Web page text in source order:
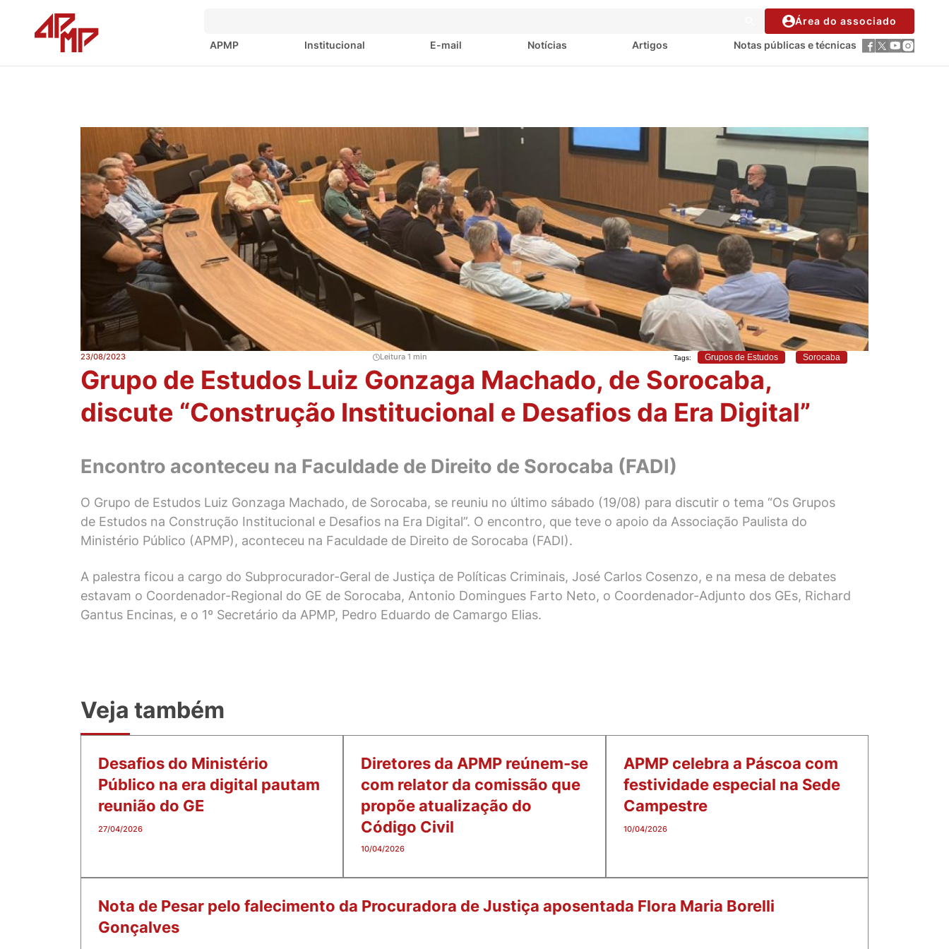
Área do associado
APMP
Institucional E-mail Notícias Artigos Notas públicas e técnicas
23/08/2023 Leitura 1 min Tags: Grupos de Estudos Sorocaba
Grupo de Estudos Luiz Gonzaga Machado, de Sorocaba,
discute “Construção Institucional e Desafios da Era Digital”
Encontro aconteceu na Faculdade de Direito de Sorocaba (FADI)
O Grupo de Estudos Luiz Gonzaga Machado, de Sorocaba, se reuniu no último sábado (19/08) para discutir o tema “Os Grupos
de Estudos na Construção Institucional e Desafios na Era Digital”. O encontro, que teve o apoio da Associação Paulista do
Ministério Público (APMP), aconteceu na Faculdade de Direito de Sorocaba (FADI).
A palestra ficou a cargo do Subprocurador-Geral de Justiça de Políticas Criminais, José Carlos Cosenzo, e na mesa de debates
estavam o Coordenador-Regional do GE de Sorocaba, Antonio Domingues Farto Neto, o Coordenador-Adjunto dos GEs, Richard
Gantus Encinas, e o 1º Secretário da APMP, Pedro Eduardo de Camargo Elias.
Veja também
Desafios do Ministério
Público na era digital pautam
reunião do GE
27/04/2026
Diretores da APMP reúnem-se
com relator da comissão que
propõe atualização do
Código Civil
10/04/2026
APMP celebra a Páscoa com
festividade especial na Sede
Campestre
10/04/2026
Nota de Pesar pelo falecimento da Procuradora de Justiça aposentada Flora Maria Borelli
Gonçalves